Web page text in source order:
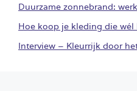
Duurzame zonnebrand:
Hoe koop je kleding die wél
Interview – Kleurrijk door